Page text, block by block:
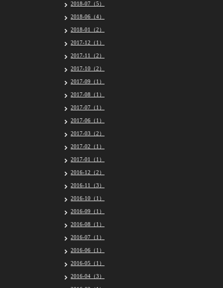
2018-07（5）
2018-06（4）
2018-01（2）
2017-12（1）
2017-11（2）
2017-10（2）
2017-09（1）
2017-08（1）
2017-07（1）
2017-06（1）
2017-03（2）
2017-02（1）
2017-01（1）
2016-12（2）
2016-11（3）
2016-10（1）
2016-09（1）
2016-08（1）
2016-07（1）
2016-06（1）
2016-05（1）
2016-04（3）